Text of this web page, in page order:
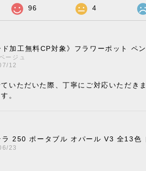
96 4
ド加工無料CP対象》フラワーポット
ージュ
12
いただいた際、丁寧にご対応いただき
。
ラ 250 ポータブル オパール V3 全13色
23